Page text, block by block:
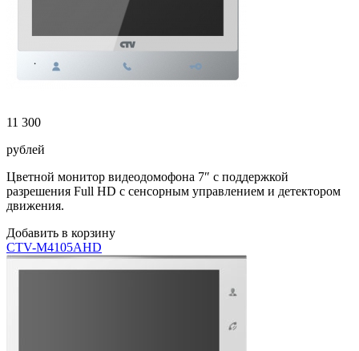
11 300
рублей
Цветной монитор видеодомофона 7″ с поддержкой
разрешения Full HD с сенсорным управлением и детектором
движения.
Добавить в корзину
CTV-M4105AHD